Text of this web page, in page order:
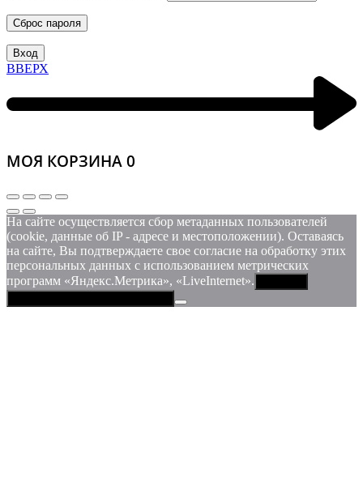
Сброс пароля
Вход
ВВЕРХ
МОЯ КОРЗИНА 0
На сайте осуществляется сбор метаданных пользователей
(cookie, данные об IP - адресе и местоположении). Оставаясь
на сайте, Вы подтверждаете свое согласие на обработку этих
персональных данных c использованием метрических
программ «Яндекс.Метрика», «LiveInternet».